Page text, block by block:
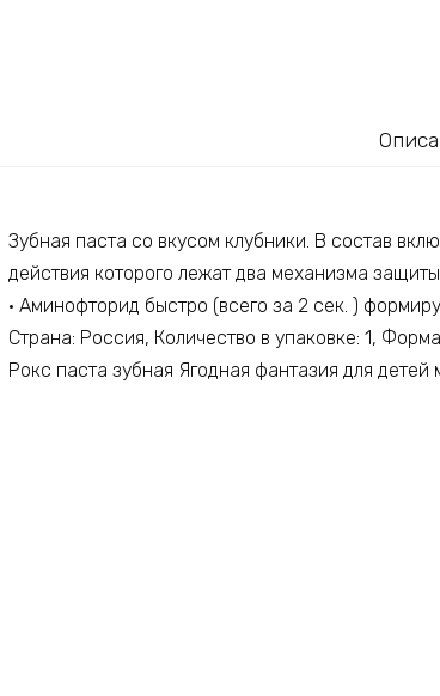
Зубная паста со вкусом клубники. В состав
действия которого лежат два механизма
• Аминофторид быстро (всего за 2 сек. )
Страна: Россия, Количество в упаковке: 1,
Рокс паста зубная Ягодная фантазия для